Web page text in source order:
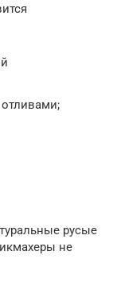
русые
не